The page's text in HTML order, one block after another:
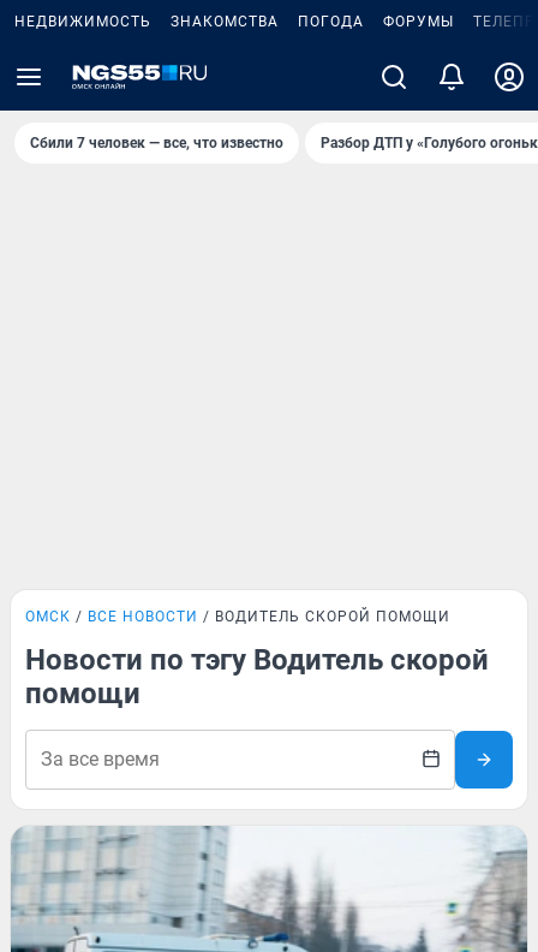
НЕДВИЖИМОСТЬ ЗНАКОМСТВА ПОГОДА ФОРУМЫ
Сбили 7 человек — все, что известно Разбор ДТП у «Голубого
ОМСК ВСЕ НОВОСТИ ВОДИТЕЛЬ СКОРОЙ ПОМОЩИ
Новости по тэгу Водитель скорой
помощи